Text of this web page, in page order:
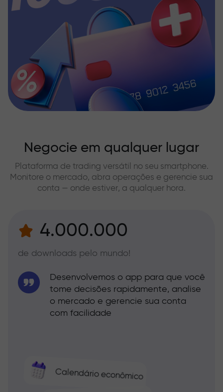
Negocie em qualquer lugar
Plataforma de trading versátil no seu smartphone.
Monitore o mercado, abra operações e gerencie sua
conta — onde estiver, a qualquer hora.
4.000.000
de downloads pelo mundo!
Calendário econômico
Desenvolvemos o app para que você
tome decisões rapidamente, analise
o mercado e gerencie sua conta
com facilidade